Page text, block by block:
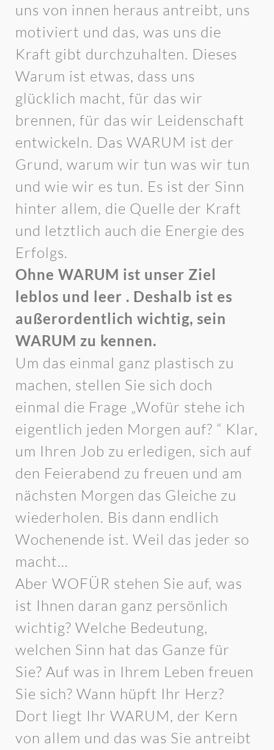
uns von innen heraus antreibt, uns
motiviert und das, was uns die
Kraft gibt durchzuhalten. Dieses
Warum ist etwas, dass uns
glücklich macht, für das wir
brennen, für das wir Leidenschaft
entwickeln. Das WARUM ist der
Grund, warum wir tun was wir tun
und wie wir es tun. Es ist der Sinn
hinter allem, die Quelle der Kraft
und letztlich auch die Energie des
Erfolgs.
Ohne WARUM ist unser Ziel
leblos und leer . Deshalb ist es
außerordentlich wichtig, sein
WARUM zu kennen.
Um das einmal ganz plastisch zu
machen, stellen Sie sich doch
einmal die Frage „Wofür stehe ich
eigentlich jeden Morgen auf? “ Klar,
um Ihren Job zu erledigen, sich auf
den Feierabend zu freuen und am
nächsten Morgen das Gleiche zu
wiederholen. Bis dann endlich
Wochenende ist. Weil das jeder so
macht…
Aber WOFÜR stehen Sie auf, was
ist Ihnen daran ganz persönlich
wichtig? Welche Bedeutung,
welchen Sinn hat das Ganze für
Sie? Auf was in Ihrem Leben freuen
Sie sich? Wann hüpft Ihr Herz?
Dort liegt Ihr WARUM, der Kern
von allem und das was Sie antreibt